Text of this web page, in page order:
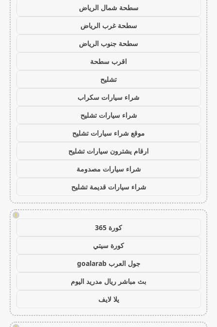
سطحة شمال الرياض
سطحة غرب الرياض
سطحة جنوب الرياض
اقرب سطحة
تشليح
شراء سيارات سكراب
شراء سيارات تشليح
موقع شراء سيارات تشليح
ارقام يشترون سيارات تشليح
شراء سيارات مصدومة
شراء سيارات قديمة تشليح
!
كورة 365
كورة سيتي
جول العرب goalarab
بث مباشر ريال مدريد اليوم
يلا لايف